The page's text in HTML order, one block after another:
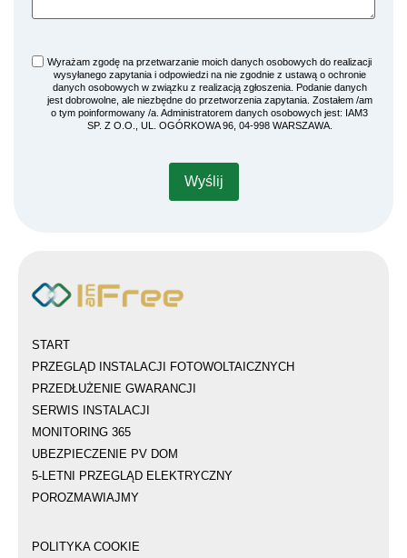
Wyrażam zgodę na przetwarzanie moich danych osobowych do realizacji
wysyłanego zapytania i odpowiedzi na nie zgodnie z ustawą o ochronie
danych osobowych w związku z realizacją zgłoszenia. Podanie danych
jest dobrowolne, ale niezbędne do przetworzenia zapytania. Zostałem /am
o tym poinformowany /a. Administratorem danych osobowych jest: IAM3
SP. Z O.O., UL. OGÓRKOWA 96, 04-998 WARSZAWA.
START
PRZEGLĄD INSTALACJI FOTOWOLTAICZNYCH
PRZEDŁUŻENIE GWARANCJI
SERWIS INSTALACJI
MONITORING 365
UBEZPIECZENIE PV DOM
5-LETNI PRZEGLĄD ELEKTRYCZNY
POROZMAWIAJMY
POLITYKA COOKIE